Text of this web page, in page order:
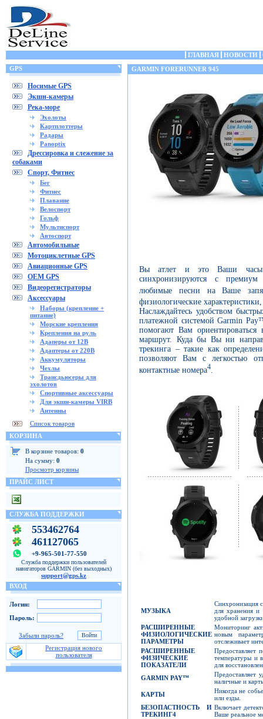
ГЛАВНАЯ НОВОСТИ
GPS
Носимые GPS
Экшн-камеры
Река-море
Эхолоты
Картплоттеры
Радары
Panoptix
Дрессировка и слежение за
собаками
Спорт, Фитнес
Бег
Фитнес
Плавание
Велоспорт
Гольф
Мультиспорт
Автоспорт
Автомобильные
Мотоциклетные GPS
Авиационные GPS
OEM GPS
Видеорегистраторы
Аксессуары
Наборы (крепление +
питание)
Морские крепления
Крепления на руль
Адаперы от 12В
Адаптеры от 220В
Аккумуляторы
Чехлы
Трансдьюсеры для
эхолотов
Спортивные аксессуары
Для экшн-камеры VIRB
Антенны
Список товаров
КОРЗИНА
В корзине товаров: 0
На сумму: 0
Просмотр корзины
ПРАЙС ЛИСТ
СЛУЖБА ПОДДЕРЖКИ
553462764
461127065
+9-965-501-77-550
Служба поддержки пользователей
навигаторов GARMIN (без выходных)
support@gps.kz
ВХОД
Логин:
Пароль:
Забыли пароль?
Регистрация нового
пользователя
GARMIN FORERUNNER 945
Вы атлет и это Ваши часы.
синхронизируются с премиум
любимые песни на Ваше
физиологические
Наслаждайтесь удобством
платежной системой Garmin
помогают Вам
маршрут. Куда бы Вы ни
трекинга – такие как
позволяют Вам с легкостью
контактные номера4
МУЗЫКА
Синхронизация
для хранения
удобной
РАСШИРЕННЫЕ
ФИЗИОЛОГИЧЕСКИЕ
ПАРАМЕТРЫ
Мониторинг
новым
отслеживает
РАСШИРЕННЫЕ
ФИЗИЧЕСКИЕ
ПОКАЗАТЕЛИ
Предоставляет
температуры и
для
GARMIN PAY™
Предоставляет
наличные и
КАРТЫ
Никогда не
или езды.
БЕЗОПАСТНОСТЬ И
ТРЕКИНГ4
Включает
Ваше реальное